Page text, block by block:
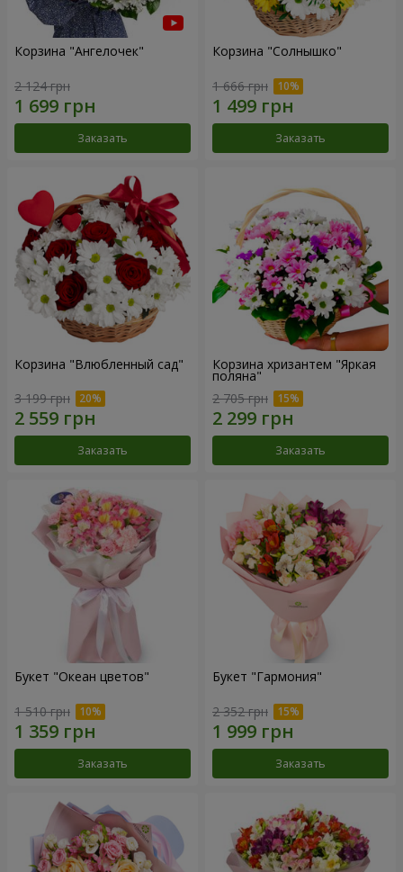
Корзина "Ангелочек"
2 124 грн
Заказать
Корзина "Солнышко"
1 666 грн
Заказать
Корзина "Влюбленный сад"
3 199 грн
Заказать
Корзина хризантем "Яркая
поляна"
2 705 грн
Заказать
Букет "Океан цветов"
1 510 грн
Заказать
Букет "Гармония"
2 352 грн
Заказать